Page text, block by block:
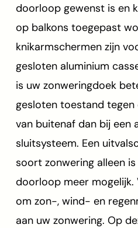
doorloop gewenst is en
op balkons toegepast
knikarmschermen zijn
gesloten aluminium
is uw zonweringdoek
gesloten toestand
van buitenaf dan bij een
sluitsysteem. Een
soort zonwering alleen
doorloop meer mogelijk.
om zon-, wind- en
aan uw zonwering. Op